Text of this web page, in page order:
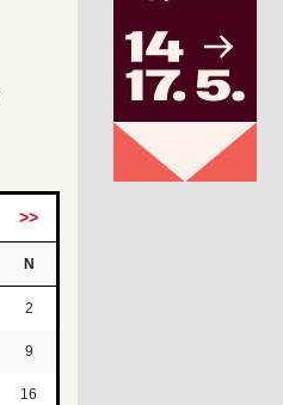
>>
N
2
9
16